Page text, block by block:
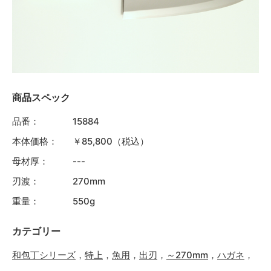
商品スペック
品番：
15884
本体価格：
￥85,800（税込）
母材厚：
---
刃渡：
270mm
重量：
550g
カテゴリー
和包丁シリーズ ， 特上 ， 魚用 ， 出刃 ， ～270mm ， ハガネ ，